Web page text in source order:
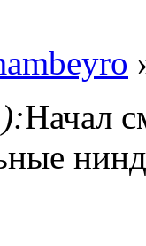
Начал